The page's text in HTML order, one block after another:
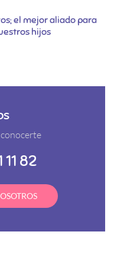
el mejor aliado para
hijos
11 82